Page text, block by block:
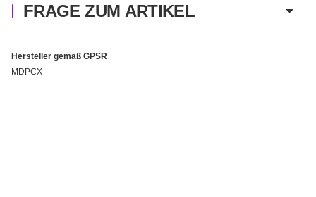
FRAGE ZUM ARTIKEL
Hersteller gemäß GPSR
MDPCX